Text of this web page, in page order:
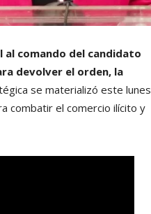
al comando del candidato
devolver el orden, la
se materializó este lunes
combatir el comercio ilícito y